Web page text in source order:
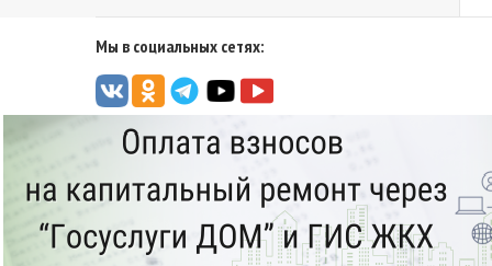
Мы в социальных сетях: